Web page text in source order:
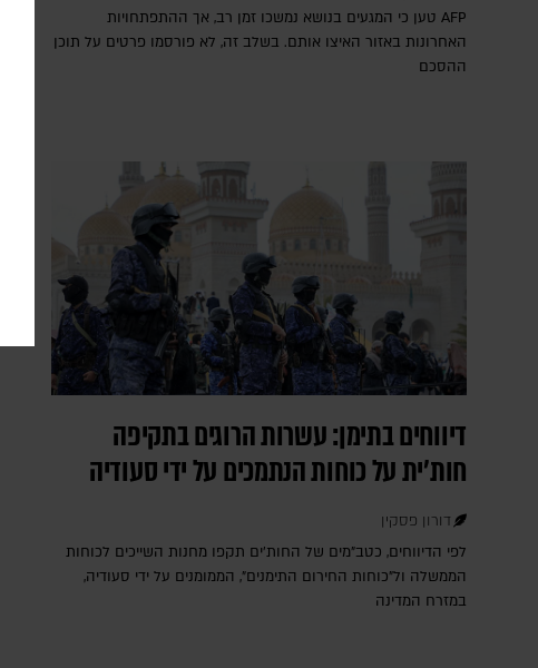
AFP טען כי המגעים בנושא נמשכו זמן רב, אך ההתפתחויות
האחרונות באזור האיצו אותם. בשלב זה, לא פורסמו פרטים על תוכן
ההסכם
דיווחים בתימן: עשרות הרוגים בתקיפה
חות'ית על כוחות הנתמכים על ידי סעודיה
דורון פסקין
לפי הדיווחים, כטב"מים של החות'ים תקפו מחנות השייכים לכוחות
הממשלה ול"כוחות החירום התימנים", הממומנים על ידי סעודיה,
במזרח המדינה